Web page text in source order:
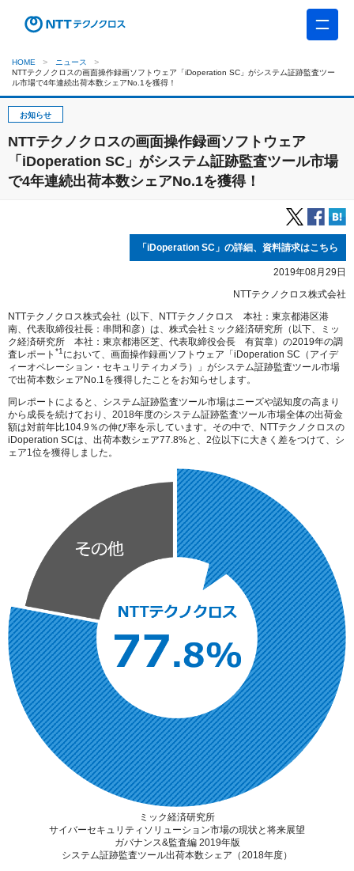
HOME
ニュース
NTTテクノクロスの画面操作録画ソフトウェア「iDoperation SC」がシステム証跡監査ツー
ル市場で4年連続出荷本数シェアNo.1を獲得！
お知らせ
NTTテクノクロスの画面操作録画ソフトウェア
「iDoperation SC」がシステム証跡監査ツール市場
で4年連続出荷本数シェアNo.1を獲得！
「iDoperation SC」の詳細、資料請求はこちら
2019年08月29日
NTTテクノクロス株式会社
NTTテクノクロス株式会社（以下、NTTテクノクロス 本社：東京都港区港
南、代表取締役社長：串間和彦）は、株式会社ミック経済研究所（以下、ミッ
ク経済研究所 本社：東京都港区芝、代表取締役会長 有賀章）の2019年の調
査レポート *1において、画面操作録画ソフトウェア「iDoperation SC（アイデ
ィーオペレーション・セキュリティカメラ）」がシステム証跡監査ツール市場
で出荷本数シェアNo.1を獲得したことをお知らせします。
同レポートによると、システム証跡監査ツール市場はニーズや認知度の高まり
から成長を続けており、2018年度のシステム証跡監査ツール市場全体の出荷金
額は対前年比104.9％の伸び率を示しています。その中で、NTTテクノクロスの
iDoperation SCは、出荷本数シェア77.8%と、2位以下に大きく差をつけて、シ
ェア1位を獲得しました。
ミック経済研究所
サイバーセキュリティソリューション市場の現状と将来展望
ガバナンス&監査編 2019年版
システム証跡監査ツール出荷本数シェア（2018年度）